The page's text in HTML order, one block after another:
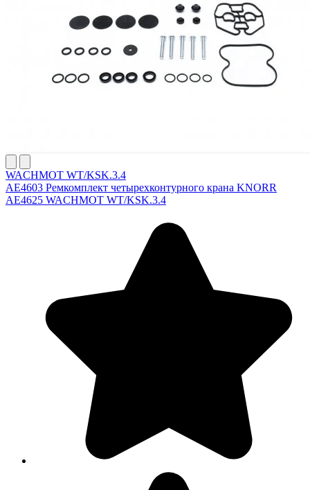
WACHMOT WT/KSK.3.4
AE4603 Ремкомплект четырехконтурного крана KNORR
AE4625 WACHMOT WT/KSK.3.4